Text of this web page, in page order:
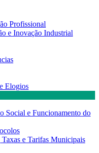
Profissional
e Inovação Industrial
Elogios
Social e Funcionamento do
e Tarifas Municipais